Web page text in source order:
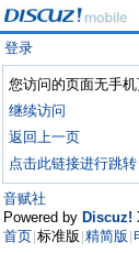
登录
您访问的页面无手
继续访问
返回上一页
点击此链接进行跳转
音赋社
Powered by Discuz!
首页 标准版 精简版